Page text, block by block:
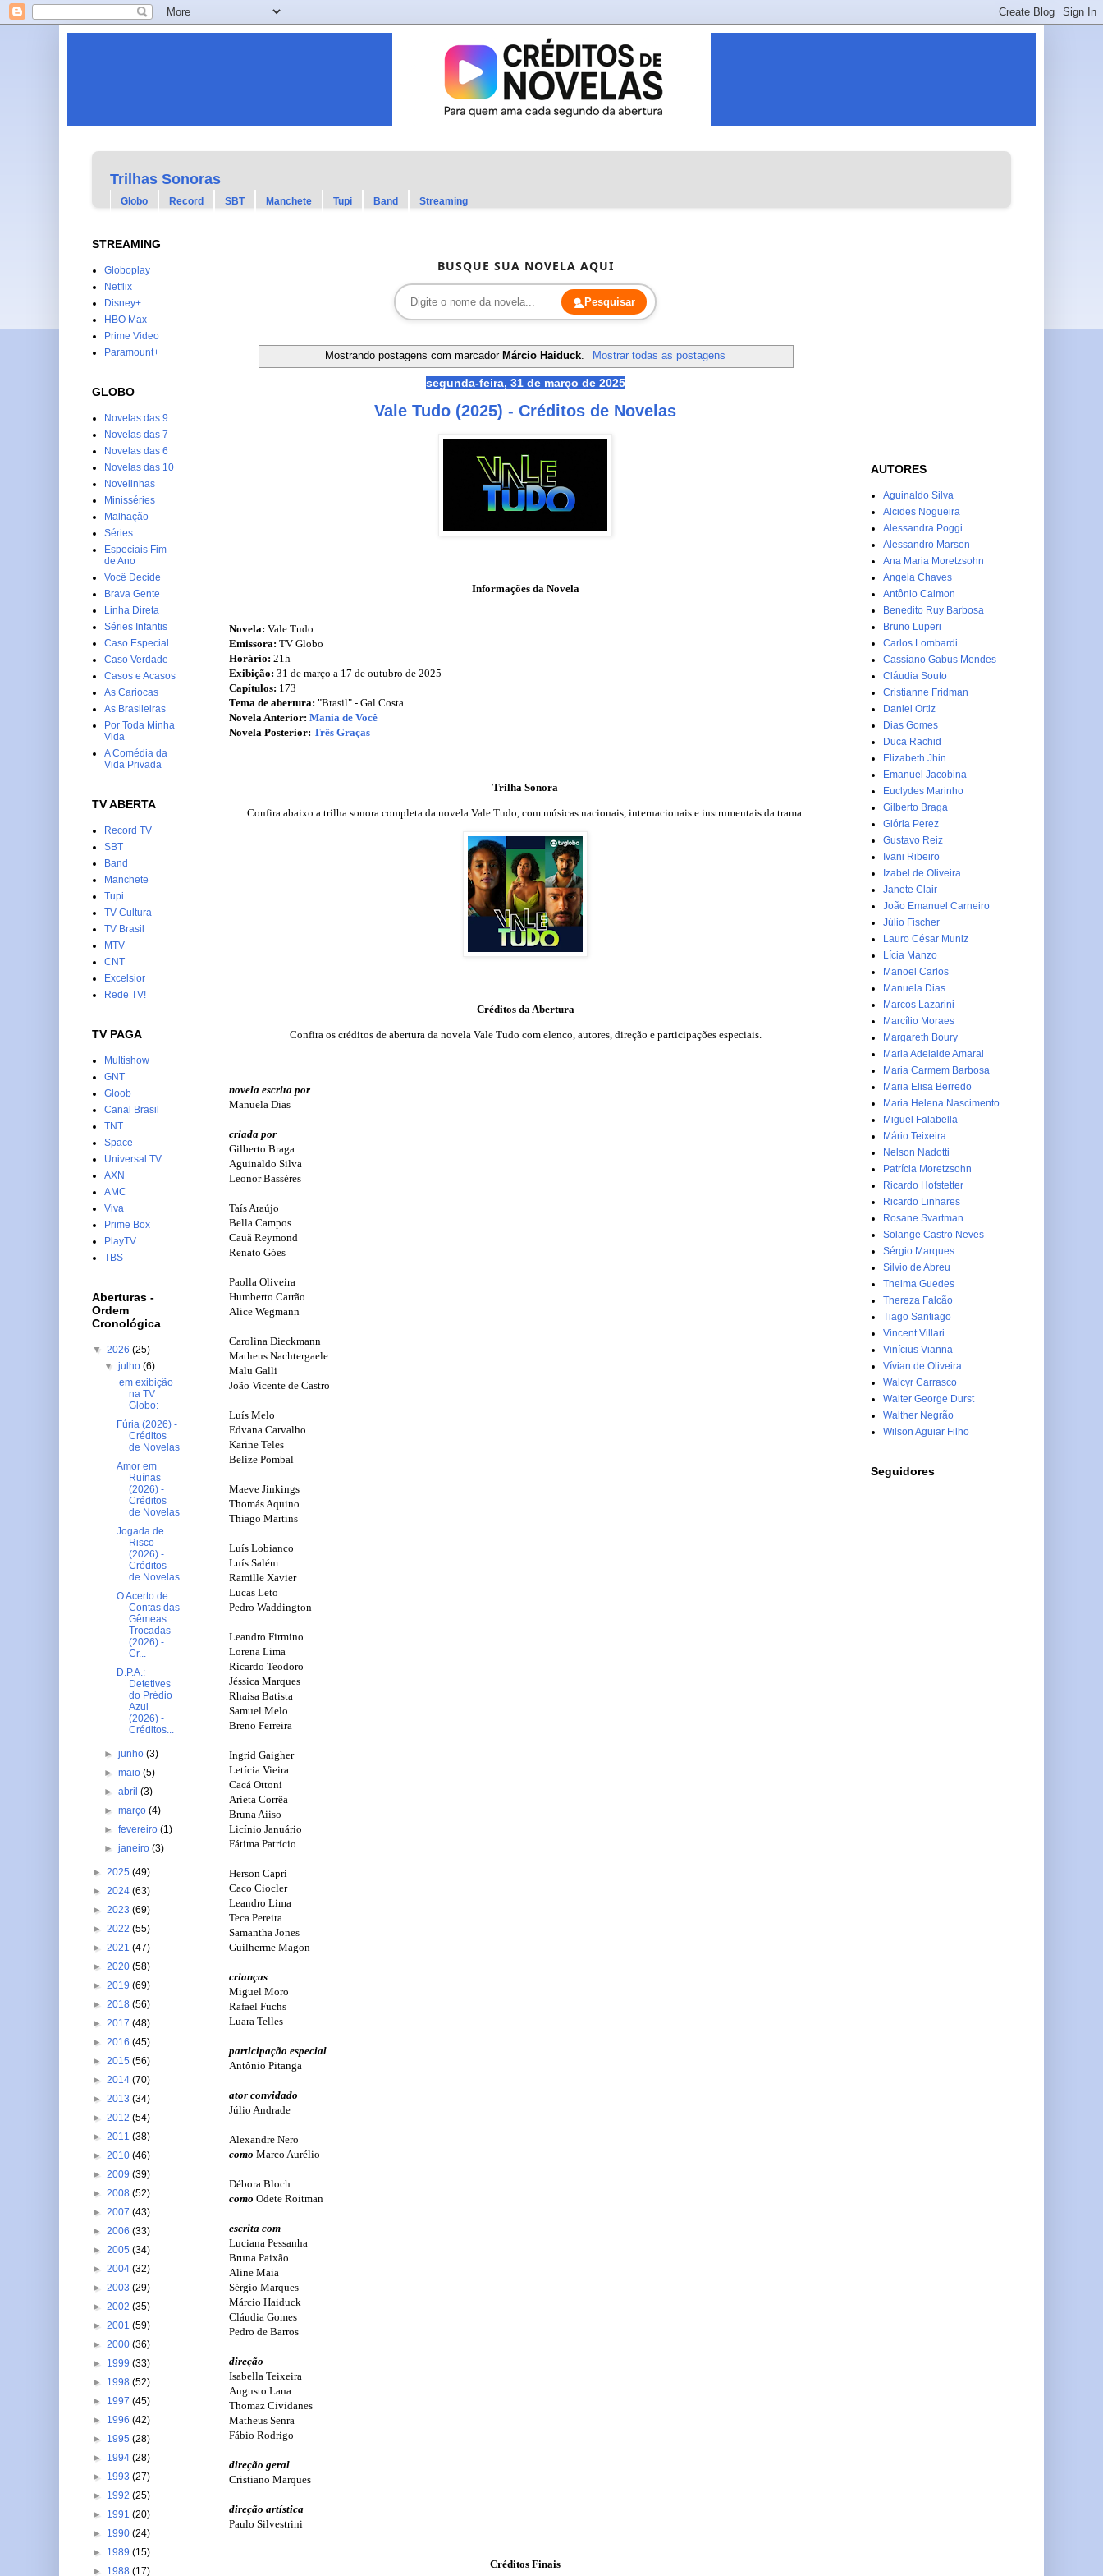
Trilhas Sonoras
Globo Record SBT Manchete Tupi Band Streaming
BUSQUE SUA NOVELA AQUI
Pesquisar
Mostrando postagens com marcador Márcio Haiduck. Mostrar todas as postagens
segunda-feira, 31 de março de 2025
Vale Tudo (2025) - Créditos de Novelas
Informações da Novela
Novela: Vale Tudo
Emissora: TV Globo
Horário: 21h
Exibição: 31 de março a 17 de outubro de 2025
Capítulos: 173
Tema de abertura: "Brasil" - Gal Costa
Novela Anterior: Mania de Você
Novela Posterior: Três Graças
Trilha Sonora
Confira abaixo a trilha sonora completa da novela Vale Tudo, com músicas nacionais, internacionais e instrumentais da trama.
Créditos da Abertura
Confira os créditos de abertura da novela Vale Tudo com elenco, autores, direção e participações especiais.
novela escrita por
Manuela Dias
criada por
Gilberto Braga
Aguinaldo Silva
Leonor Bassères
Taís Araújo
Bella Campos
Cauã Reymond
Renato Góes
Paolla Oliveira
Humberto Carrão
Alice Wegmann
Carolina Dieckmann
Matheus Nachtergaele
Malu Galli
João Vicente de Castro
Luís Melo
Edvana Carvalho
Karine Teles
Belize Pombal
Maeve Jinkings
Thomás Aquino
Thiago Martins
Luís Lobianco
Luís Salém
Ramille Xavier
Lucas Leto
Pedro Waddington
Leandro Firmino
Lorena Lima
Ricardo Teodoro
Jéssica Marques
Rhaisa Batista
Samuel Melo
Breno Ferreira
Ingrid Gaigher
Letícia Vieira
Cacá Ottoni
Arieta Corrêa
Bruna Aiiso
Licínio Januário
Fátima Patrício
Herson Capri
Caco Ciocler
Leandro Lima
Teca Pereira
Samantha Jones
Guilherme Magon
crianças
Miguel Moro
Rafael Fuchs
Luara Telles
participação especial
Antônio Pitanga
ator convidado
Júlio Andrade
Alexandre Nero
como Marco Aurélio
Débora Bloch
como Odete Roitman
escrita com
Luciana Pessanha
Bruna Paixão
Aline Maia
Sérgio Marques
Márcio Haiduck
Cláudia Gomes
Pedro de Barros
direção
Isabella Teixeira
Augusto Lana
Thomaz Cividanes
Matheus Senra
Fábio Rodrigo
direção geral
Cristiano Marques
direção artística
Paulo Silvestrini
Créditos Finais
STREAMING
Globoplay
Netflix
Disney+
HBO Max
Prime Video
Paramount+
GLOBO
Novelas das 9
Novelas das 7
Novelas das 6
Novelas das 10
Novelinhas
Minisséries
Malhação
Séries
Especiais Fim
de Ano
Você Decide
Brava Gente
Linha Direta
Séries Infantis
Caso Especial
Caso Verdade
Casos e Acasos
As Cariocas
As Brasileiras
Por Toda Minha
Vida
A Comédia da
Vida Privada
TV ABERTA
Record TV
SBT
Band
Manchete
Tupi
TV Cultura
TV Brasil
MTV
CNT
Excelsior
Rede TV!
TV PAGA
Multishow
GNT
Gloob
Canal Brasil
TNT
Space
Universal TV
AXN
AMC
Viva
Prime Box
PlayTV
TBS
Aberturas -
Ordem
Cronológica
▼ 2026 (25)
▼julho(6)
em exibição
na TV
Globo:
Fúria (2026) -
Créditos
de Novelas
Amor em
Ruínas
(2026) -
Créditos
de Novelas
Jogada de
Risco
(2026) -
Créditos
de Novelas
O Acerto de
Contas das
Gêmeas
Trocadas
(2026) -
Cr...
D.P.A.:
Detetives
do Prédio
Azul
(2026) -
Créditos...
►junho(3)
►maio(5)
►abril(3)
►março(4)
►fevereiro(1)
►janeiro(3)
► 2025 (49)
► 2024 (63)
► 2023 (69)
► 2022 (55)
► 2021 (47)
► 2020 (58)
► 2019 (69)
► 2018 (56)
► 2017 (48)
► 2016 (45)
► 2015 (56)
► 2014 (70)
► 2013 (34)
► 2012 (54)
► 2011 (38)
► 2010 (46)
► 2009 (39)
► 2008 (52)
► 2007 (43)
► 2006 (33)
► 2005 (34)
► 2004 (32)
► 2003 (29)
► 2002 (35)
► 2001 (59)
► 2000 (36)
► 1999 (33)
► 1998 (52)
► 1997 (45)
► 1996 (42)
► 1995 (28)
► 1994 (28)
► 1993 (27)
► 1992 (25)
► 1991 (20)
► 1990 (24)
► 1989 (15)
► 1988 (17)
AUTORES
Aguinaldo Silva
Alcides Nogueira
Alessandra Poggi
Alessandro Marson
Ana Maria Moretzsohn
Angela Chaves
Antônio Calmon
Benedito Ruy Barbosa
Bruno Luperi
Carlos Lombardi
Cassiano Gabus Mendes
Cláudia Souto
Cristianne Fridman
Daniel Ortiz
Dias Gomes
Duca Rachid
Elizabeth Jhin
Emanuel Jacobina
Euclydes Marinho
Gilberto Braga
Glória Perez
Gustavo Reiz
Ivani Ribeiro
Izabel de Oliveira
Janete Clair
João Emanuel Carneiro
Júlio Fischer
Lauro César Muniz
Lícia Manzo
Manoel Carlos
Manuela Dias
Marcos Lazarini
Marcílio Moraes
Margareth Boury
Maria Adelaide Amaral
Maria Carmem Barbosa
Maria Elisa Berredo
Maria Helena Nascimento
Miguel Falabella
Mário Teixeira
Nelson Nadotti
Patrícia Moretzsohn
Ricardo Hofstetter
Ricardo Linhares
Rosane Svartman
Solange Castro Neves
Sérgio Marques
Sílvio de Abreu
Thelma Guedes
Thereza Falcão
Tiago Santiago
Vincent Villari
Vinícius Vianna
Vívian de Oliveira
Walcyr Carrasco
Walter George Durst
Walther Negrão
Wilson Aguiar Filho
Seguidores